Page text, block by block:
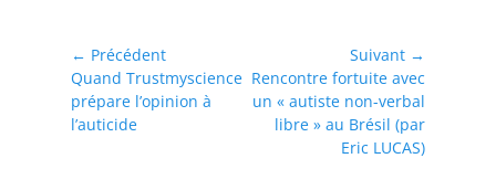
Navigation
de
l’article
← Précédent
Article
précédent :
Quand Trustmyscience
prépare l’opinion à
l’auticide
Suivant →
Article
suivant :
Rencontre fortuite avec
un « autiste non-verbal
libre » au Brésil (par
Eric LUCAS)